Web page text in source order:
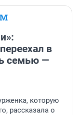
в
семью —
которую
рассказала о